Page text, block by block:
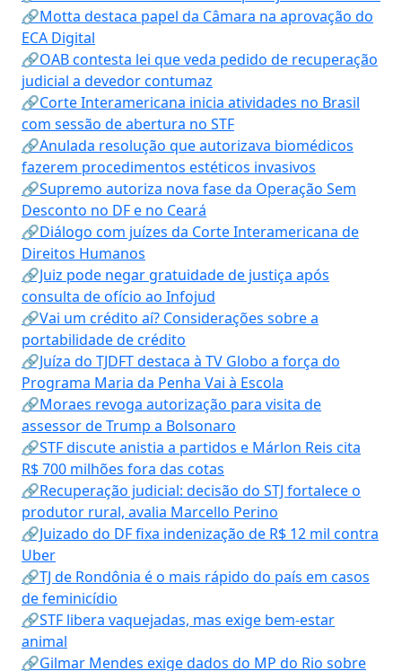
🔗Motta destaca papel da Câmara na aprovação do
ECA Digital
🔗OAB contesta lei que veda pedido de recuperação
judicial a devedor contumaz
🔗Corte Interamericana inicia atividades no Brasil
com sessão de abertura no STF
🔗Anulada resolução que autorizava biomédicos
fazerem procedimentos estéticos invasivos
🔗Supremo autoriza nova fase da Operação Sem
Desconto no DF e no Ceará
🔗Diálogo com juízes da Corte Interamericana de
Direitos Humanos
🔗Juiz pode negar gratuidade de justiça após
consulta de ofício ao Infojud
🔗Vai um crédito aí? Considerações sobre a
portabilidade de crédito
🔗Juíza do TJDFT destaca à TV Globo a força do
Programa Maria da Penha Vai à Escola
🔗Moraes revoga autorização para visita de
assessor de Trump a Bolsonaro
🔗STF discute anistia a partidos e Márlon Reis cita
R$ 700 milhões fora das cotas
🔗Recuperação judicial: decisão do STJ fortalece o
produtor rural, avalia Marcello Perino
🔗Juizado do DF fixa indenização de R$ 12 mil contra
Uber
🔗TJ de Rondônia é o mais rápido do país em casos
de feminicídio
🔗STF libera vaquejadas, mas exige bem-estar
animal
🔗Gilmar Mendes exige dados do MP do Rio sobre